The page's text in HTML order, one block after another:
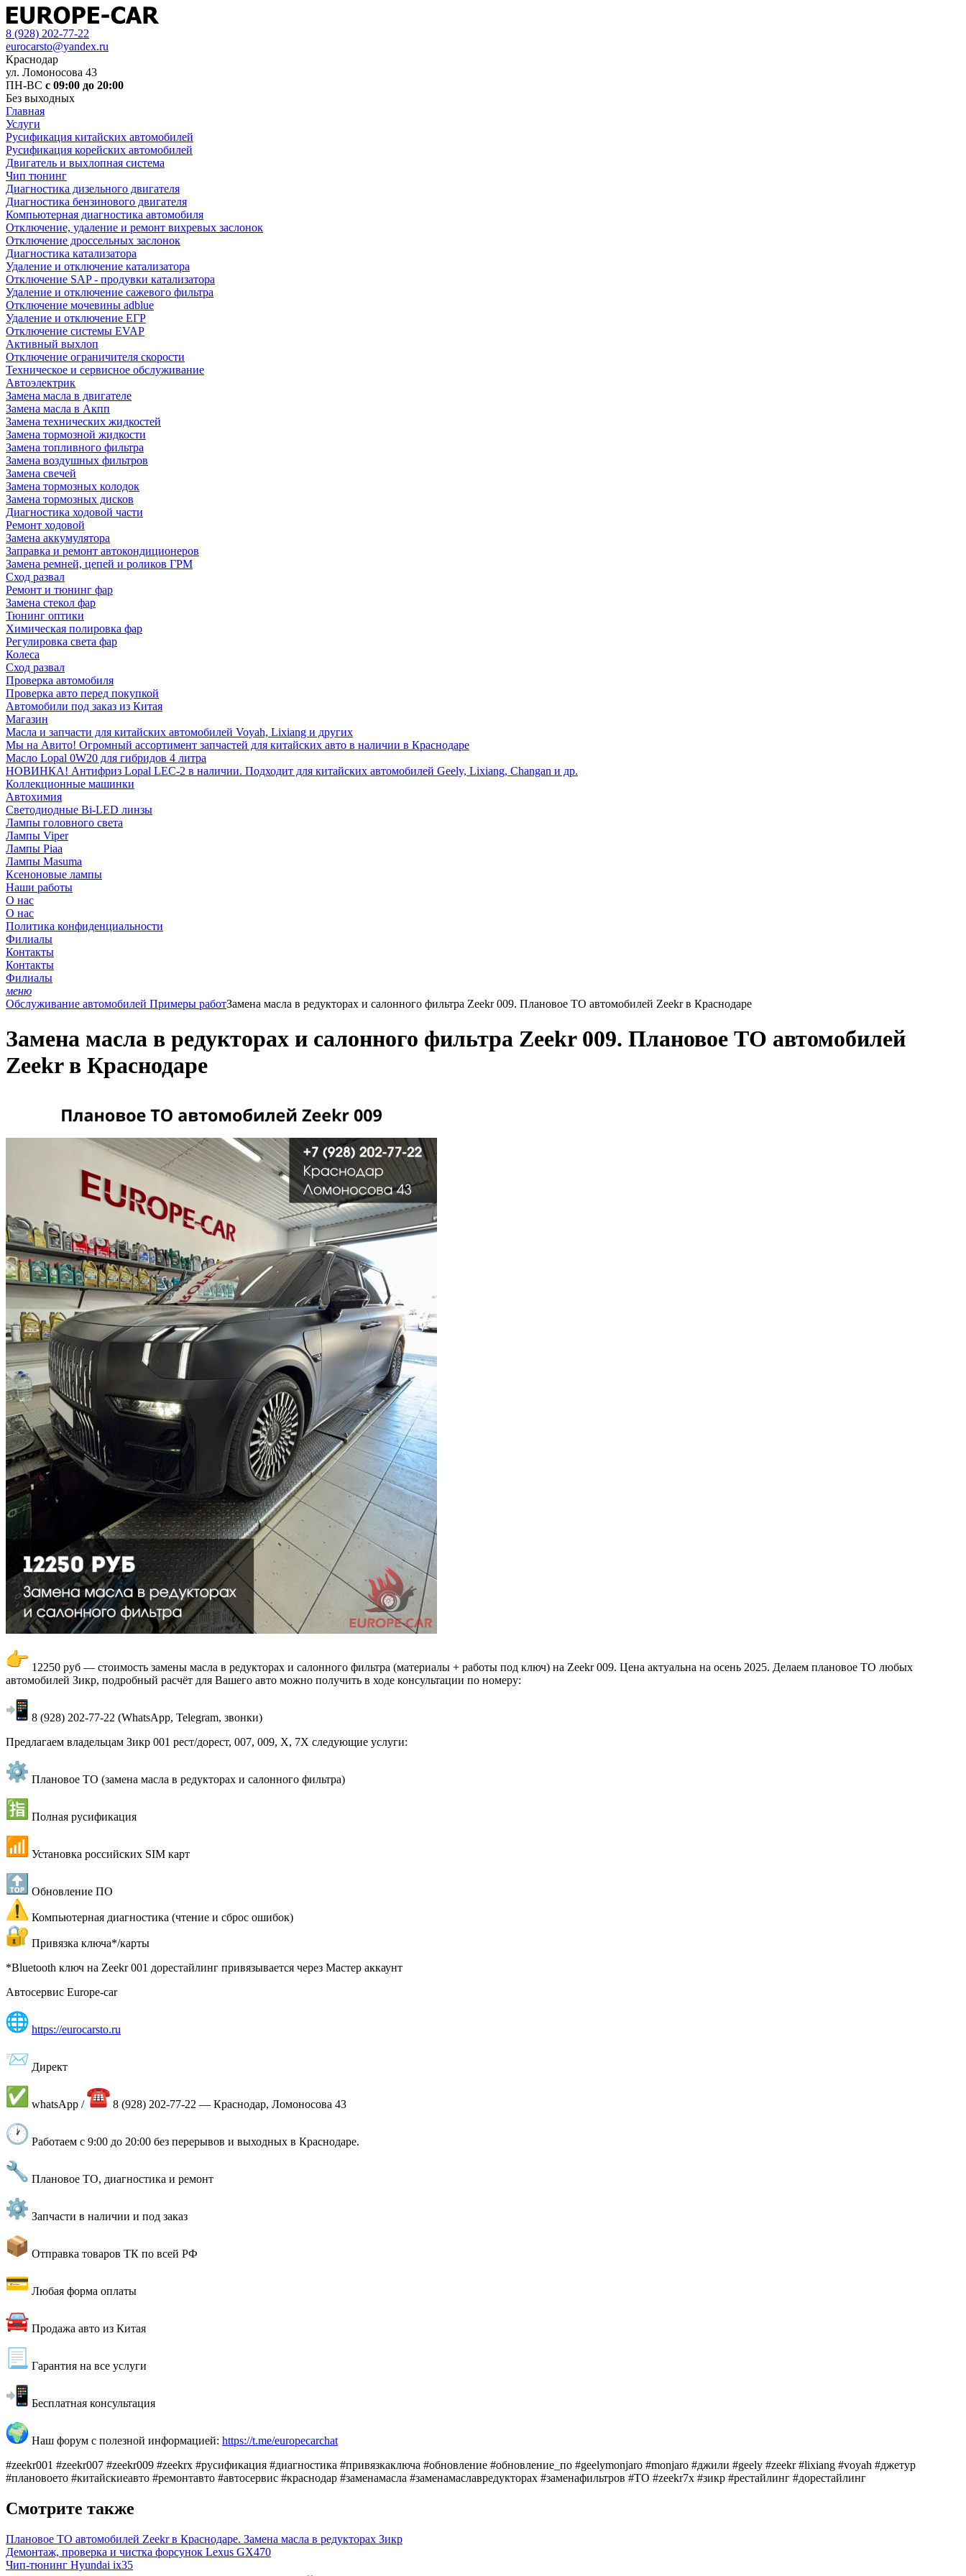
8 (928) 202-77-22
eurocarsto@yandex.ru
Краснодар
ул. Ломоносова 43
ПН-ВС с 09:00 до 20:00
Без выходных
Главная
Услуги
Русификация китайских автомобилей
Русификация корейских автомобилей
Двигатель и выхлопная система
Чип тюнинг
Диагностика дизельного двигателя
Диагностика бензинового двигателя
Компьютерная диагностика автомобиля
Отключение, удаление и ремонт вихревых заслонок
Отключение дроссельных заслонок
Диагностика катализатора
Удаление и отключение катализатора
Отключение SAP - продувки катализатора
Удаление и отключение сажевого фильтра
Отключение мочевины adblue
Удаление и отключение ЕГР
Отключение системы EVAP
Активный выхлоп
Отключение ограничителя скорости
Техническое и сервисное обслуживание
Автоэлектрик
Замена масла в двигателе
Замена масла в Акпп
Замена технических жидкостей
Замена тормозной жидкости
Замена топливного фильтра
Замена воздушных фильтров
Замена свечей
Замена тормозных колодок
Замена тормозных дисков
Диагностика ходовой части
Ремонт ходовой
Замена аккумулятора
Заправка и ремонт автокондиционеров
Замена ремней, цепей и роликов ГРМ
Сход развал
Ремонт и тюнинг фар
Замена стекол фар
Тюнинг оптики
Химическая полировка фар
Регулировка света фар
Колеса
Сход развал
Проверка автомобиля
Проверка авто перед покупкой
Автомобили под заказ из Китая
Магазин
Масла и запчасти для китайских автомобилей Voyah, Lixiang и других
Мы на Авито! Огромный ассортимент запчастей для китайских авто в наличии в Краснодаре
Масло Lopal 0W20 для гибридов 4 литра
НОВИНКА! Антифриз Lopal LEC-2 в наличии. Подходит для китайских автомобилей Geely, Lixiang, Changan и др.
Коллекционные машинки
Автохимия
Светодиодные Bi-LED линзы
Лампы головного света
Лампы Viper
Лампы Piaa
Лампы Masuma
Ксеноновые лампы
Наши работы
О нас
О нас
Политика конфиденциальности
Филиалы
Контакты
Контакты
Филиалы
меню
Обслуживание автомобилей Примеры работЗамена масла в редукторах и салонного фильтра Zeekr 009. Плановое ТО автомобилей Zeekr в Краснодаре
Замена масла в редукторах и салонного фильтра Zeekr 009. Плановое ТО автомобилей
Zeekr в Краснодаре
12250 руб — стоимость замены масла в редукторах и салонного фильтра (материалы + работы под ключ) на Zeekr 009. Цена актуальна на осень 2025. Делаем плановое ТО любых
автомобилей Зикр, подробный расчёт для Вашего авто можно получить в ходе консультации по номеру:
8 (928) 202-77-22 (WhatsApp, Telegram, звонки)
Предлагаем владельцам Зикр 001 рест/дорест, 007, 009, X, 7X следующие услуги:
Плановое ТО (замена масла в редукторах и салонного фильтра)
️ Полная русификация
Установка российских SIM карт
Обновление ПО
Компьютерная диагностика (чтение и сброс ошибок)
Привязка ключа*/карты
*Bluetooth ключ на Zeekr 001 дорестайлинг привязывается через Мастер аккаунт
Автосервис Europe-car
https://eurocarsto.ru
Директ
whatsApp / 8 (928) 202-77-22 — Краснодар, Ломоносова 43
Работаем с 9:00 до 20:00 без перерывов и выходных в Краснодаре.
Плановое ТО, диагностика и ремонт
Запчасти в наличии и под заказ
Отправка товаров ТК по всей РФ
Любая форма оплаты
Продажа авто из Китая
Гарантия на все услуги
Бесплатная консультация
Наш форум с полезной информацией: https://t.me/europecarchat
#zeekr001 #zeekr007 #zeekr009 #zeekrx #русификация #диагностика #привязкаключа #обновление #обновление_по #geelymonjaro #monjaro #джили #geely #zeekr #lixiang #voyah #джетур
#плановоето #китайскиеавто #ремонтавто #автосервис #краснодар #заменамасла #заменамаславредукторах #заменафильтров #ТО #zeekr7x #зикр #рестайлинг #дорестайлинг
Смотрите также
Плановое ТО автомобилей Zeekr в Краснодаре. Замена масла в редукторах Зикр
Демонтаж, проверка и чистка форсунок Lexus GX470
Чип-тюнинг Hyundai ix35